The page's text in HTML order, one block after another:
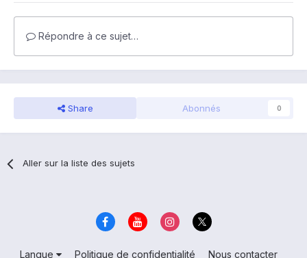
Répondre à ce sujet…
Share Abonnés 0
Aller sur la liste des sujets
Langue Politique de confidentialité Nous contacter